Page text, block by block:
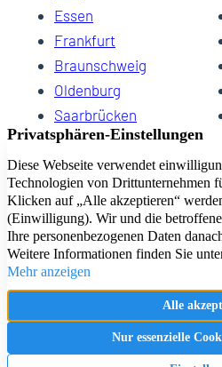
Essen
Frankfurt
Braunschweig
Oldenburg
Saarbrücken
Hannover
Dresden
Wuppertal
HomeCompany eG Ihre
Impressum